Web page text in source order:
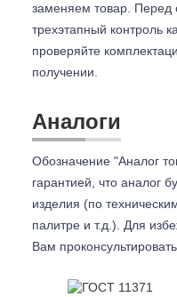
заменяем товар. Перед
трехэтапный контроль
проверяйте
получении.
Аналоги
Обозначение "Аналог
гарантией, что аналог
изделия (по
палитре и т.д.). Для
Вам